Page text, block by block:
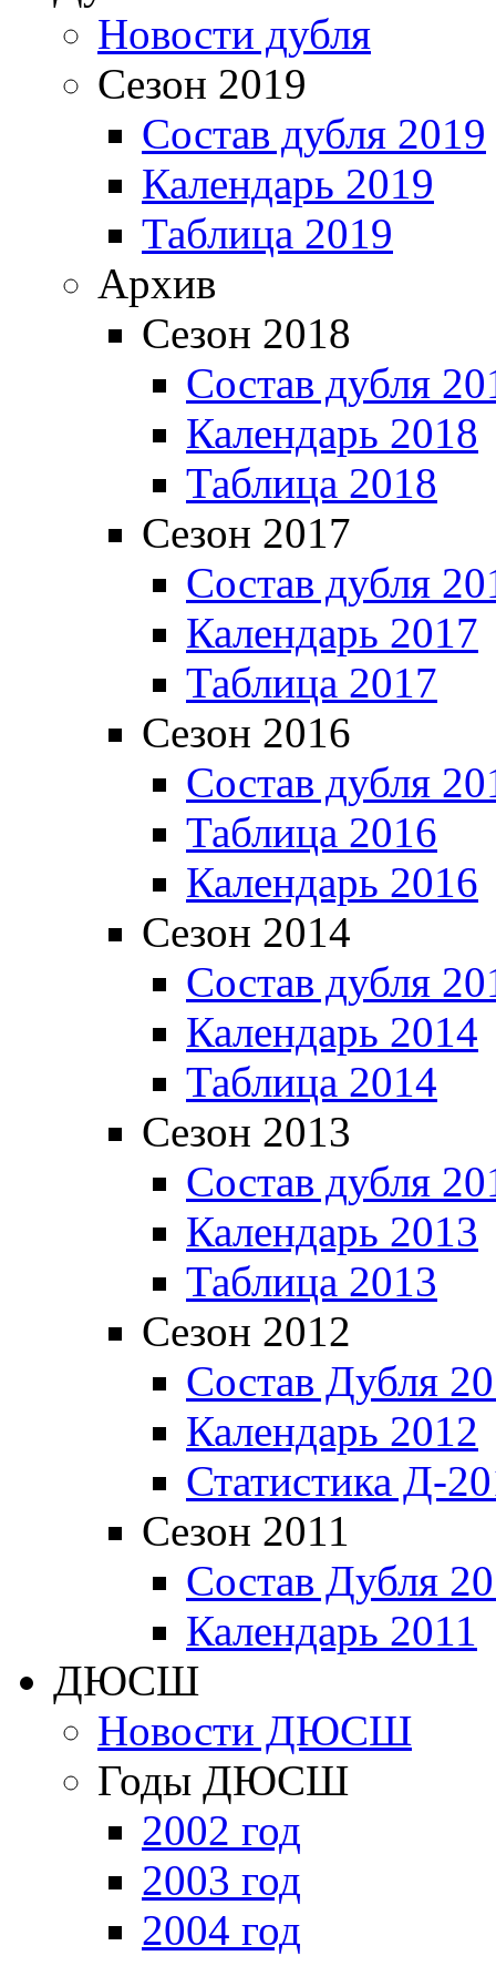
Новости дубля
Сезон 2019
Состав дубля 2019
Календарь 2019
Таблица 2019
Архив
Сезон 2018
Состав дубля
Календарь 2018
Таблица 2018
Сезон 2017
Состав дубля
Календарь 2017
Таблица 2017
Сезон 2016
Состав дубля
Таблица 2016
Календарь 2016
Сезон 2014
Состав дубля
Календарь 2014
Таблица 2014
Сезон 2013
Состав дубля
Календарь 2013
Таблица 2013
Сезон 2012
Состав Дубля
Календарь 2012
Статистика Д-
Сезон 2011
Состав Дубля
Календарь 2011
ДЮСШ
Новости ДЮСШ
Годы ДЮСШ
2002 год
2003 год
2004 год